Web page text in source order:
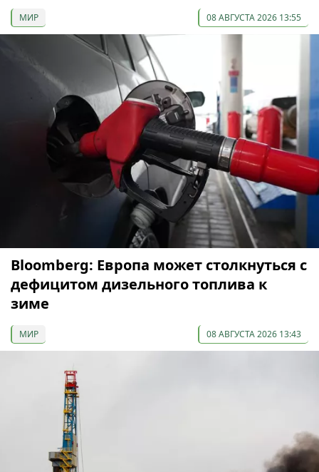
МИР 08 АВГУСТА 2026 13:55
Bloomberg: Европа может столкнуться с
дефицитом дизельного топлива к
зиме
МИР 08 АВГУСТА 2026 13:43